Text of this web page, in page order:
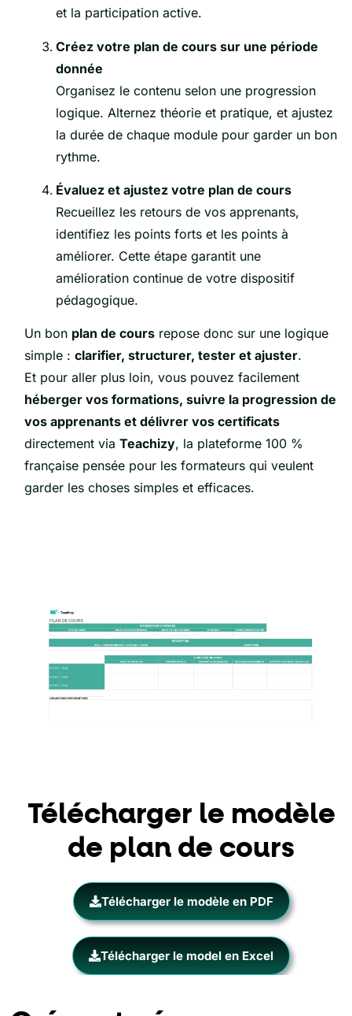
et la participation active.
Créez votre plan de cours sur une période
donnée
Organisez le contenu selon une progression
logique. Alternez théorie et pratique, et ajustez
la durée de chaque module pour garder un bon
rythme.
Évaluez et ajustez votre plan de cours
Recueillez les retours de vos apprenants,
identifiez les points forts et les points à
améliorer. Cette étape garantit une
amélioration continue de votre dispositif
pédagogique.
Un bon plan de cours repose donc sur une logique
simple :clarifier, structurer, tester et ajuster.
Et pour aller plus loin, vous pouvez facilement
héberger vos formations, suivre la progression de
vos apprenants et délivrer vos certificats
directement viaTeachizy, la plateforme 100 %
française pensée pour les formateurs qui veulent
garder les choses simples et efficaces.
Télécharger le modèle
de plan de cours
Télécharger le modèle en PDF
Télécharger le model en Excel